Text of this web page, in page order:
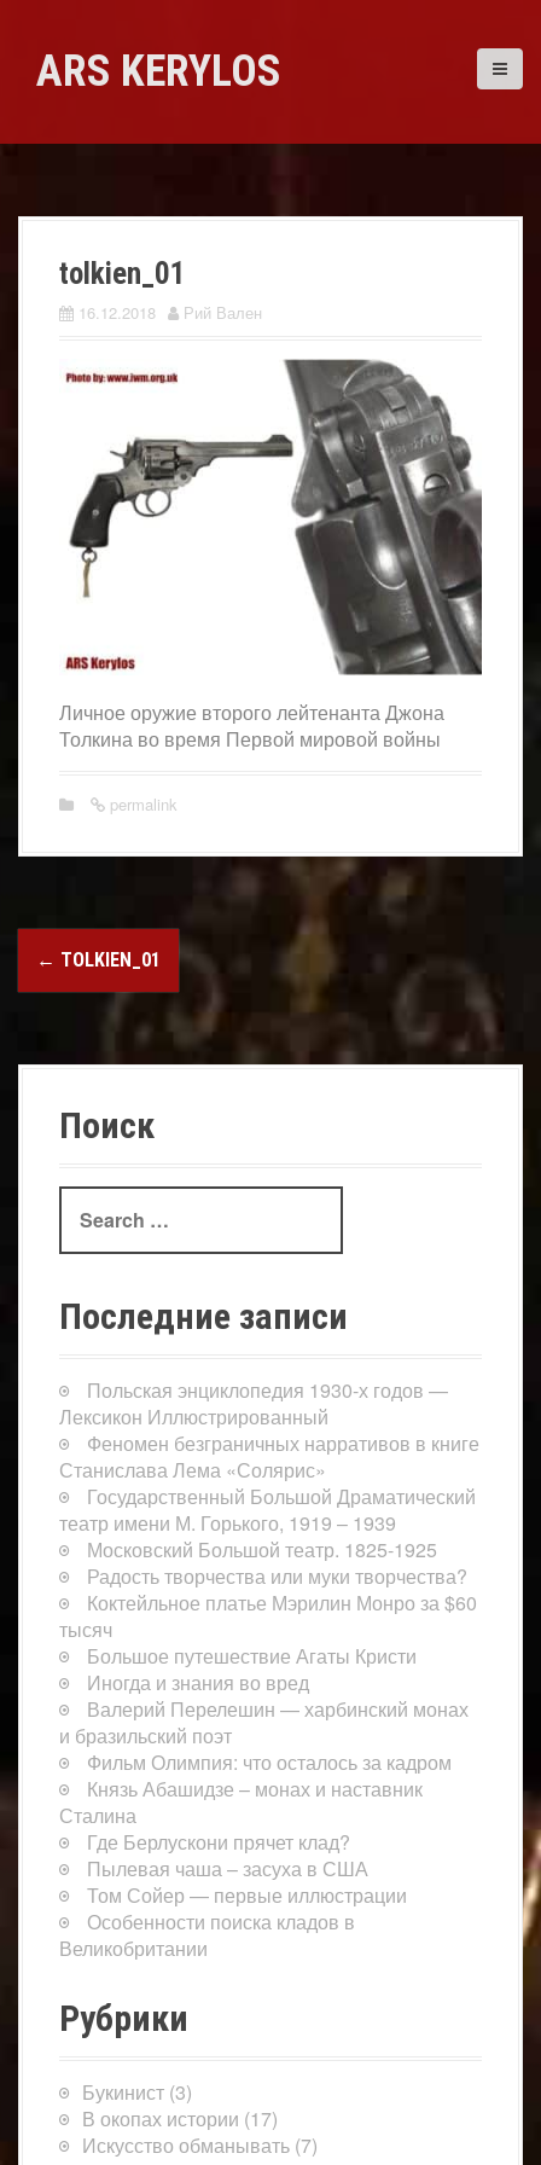
contentARS KERYLOS
tolkien_01
16.12.2018 Рий Вален
Личное оружие второго лейтенанта Джона
Толкина во время Первой мировой войны
permalink
Post
navigation
← TOLKIEN_01
Поиск
Search
for:
Последние записи
Польская энциклопедия 1930-х годов —
Лексикон Иллюстрированный
Феномен безграничных нарративов в книге
Станислава Лема «Солярис»
Государственный Большой Драматический
театр имени М. Горького, 1919 – 1939
Московский Большой театр. 1825-1925
Радость творчества или муки творчества?
Коктейльное платье Мэрилин Монро за $60
тысяч
Большое путешествие Агаты Кристи
Иногда и знания во вред
Валерий Перелешин — харбинский монах
и бразильский поэт
Фильм Олимпия: что осталось за кадром
Князь Абашидзе – монах и наставник
Сталина
Где Берлускони прячет клад?
Пылевая чаша – засуха в США
Том Сойер — первые иллюстрации
Особенности поиска кладов в
Великобритании
Рубрики
Букинист (3)
В окопах истории (17)
Искусство обманывать (7)